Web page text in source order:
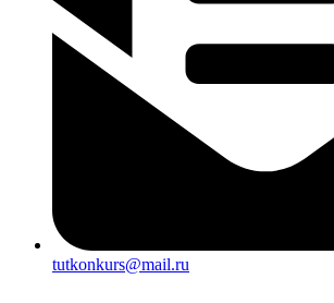
tutkonkurs@mail.ru